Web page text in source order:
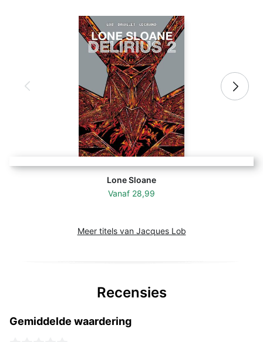
Lone Sloane
Vanaf 28,99
Meer titels van Jacques Lob
Recensies
Gemiddelde waardering